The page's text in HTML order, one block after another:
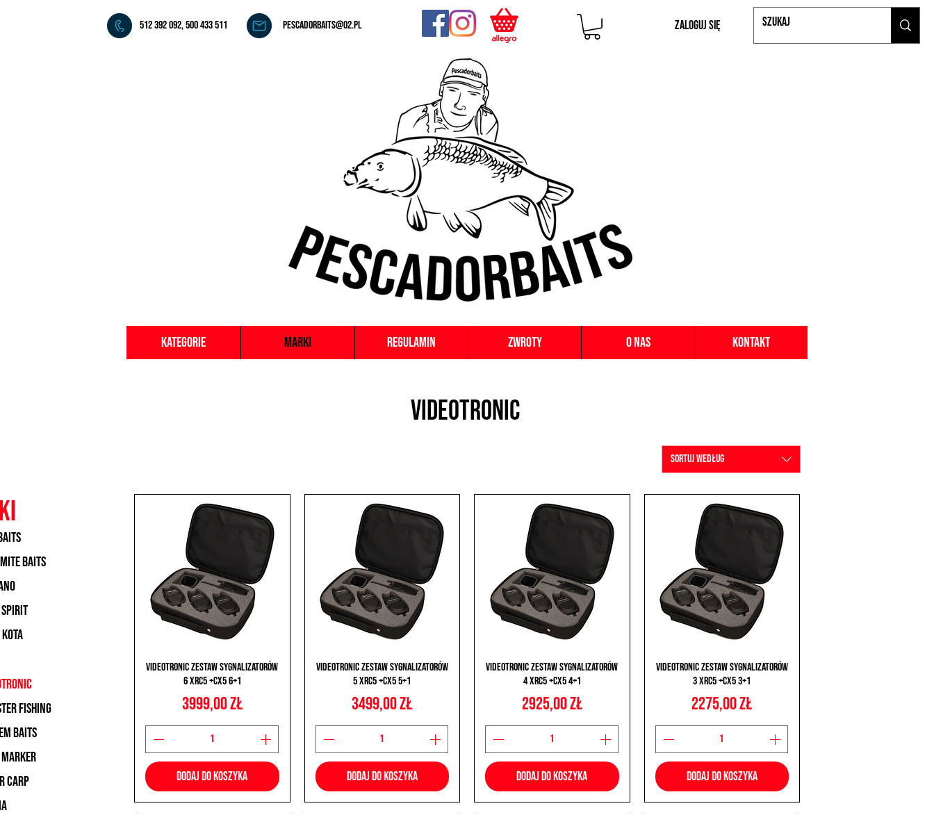
Zaloguj się
pescadorbaits@o2.pl
512 392 092, 500 433 511
VIDEOTRONIC
baits
fishing
baits
carp
Sortuj według
Podgląd
Videotronic Zestaw Sygnalizatorów
6 XRC5 +CX5 6+1
Cena
3999,00 zł
Dodaj do koszyka
Podgląd
Videotronic Zestaw Sygnalizatorów
5 XRC5 +CX5 5+1
Cena
3499,00 zł
Dodaj do koszyka
Podgląd
Videotronic Zestaw Sygnalizatorów
4 XRC5 +CX5 4+1
Cena
2925,00 zł
Dodaj do koszyka
Podgląd
Videotronic Zestaw Sygnalizatorów
3 XRC5 +CX5 3+1
Cena
2275,00 zł
Dodaj do koszyka
Kategorie Marki Regulamin Zwroty O nas Kontakt